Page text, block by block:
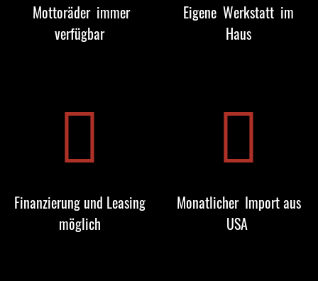
Mottoräder immer
verfügbar
Eigene Werkstatt im
Haus
Finanzierung und Leasing
möglich
Monatlicher Import aus
USA